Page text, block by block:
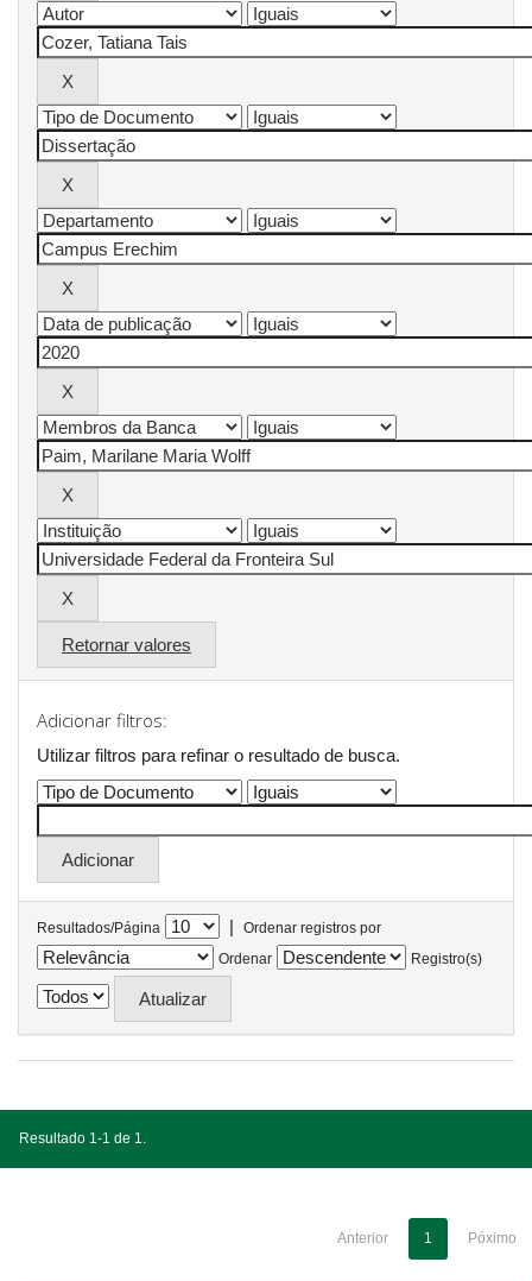
Retornar valores
Adicionar filtros:
Utilizar filtros para refinar o resultado de busca.
Resultados/Página |
Ordenar registros por
Ordenar
Registro(s)
Resultado 1-1 de 1.
Anterior 1 Póximo